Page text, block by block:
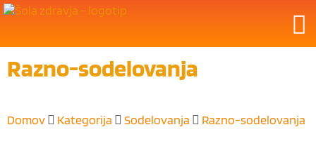
Razno-sodelovanja
Domov Kategorija Sodelovanja Razno-sodelovanja